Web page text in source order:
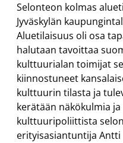
Selonteon kolmas
Jyväskylän
Aluetilaisuus oli osa
halutaan tavoittaa
kulttuurialan toimijat
kiinnostuneet
kulttuurin tilasta ja
kerätään näkökulmia
kulttuuripoliittista
erityisasiantuntija Antti